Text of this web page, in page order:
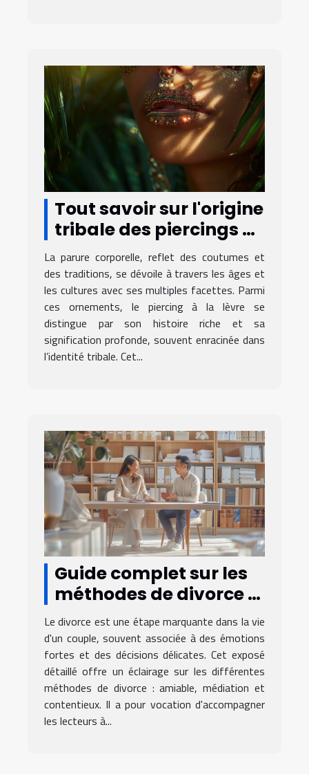
Tout savoir sur l'origine
tribale des piercings à
la lèvre
La parure corporelle, reflet des coutumes et
des traditions, se dévoile à travers les âges et
les cultures avec ses multiples facettes. Parmi
ces ornements, le piercing à la lèvre se
distingue par son histoire riche et sa
signification profonde, souvent enracinée dans
l’identité tribale. Cet...
Guide complet sur les
méthodes de divorce :
amiable, médiation et
contentieux
Le divorce est une étape marquante dans la vie
d'un couple, souvent associée à des émotions
fortes et des décisions délicates. Cet exposé
détaillé offre un éclairage sur les différentes
méthodes de divorce : amiable, médiation et
contentieux. Il a pour vocation d'accompagner
les lecteurs à...